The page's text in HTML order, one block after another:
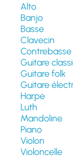
Alto
Banjo
Basse
Clavecin
Contrebasse
Guitare
Guitare folk
Guitare
Harpe
Luth
Mandoline
Piano
Violon
Violoncelle